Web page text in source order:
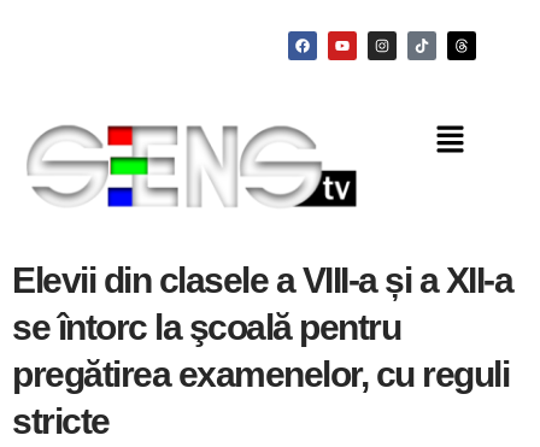
Elevii din clasele a VIII-a și a XII-a
se întorc la şcoală pentru
pregătirea examenelor, cu reguli
stricte